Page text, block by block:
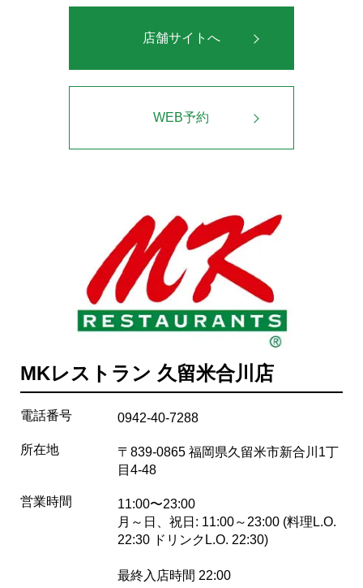
店舗サイトへ
WEB予約
MKレストラン 久留米合川店
電話番号 0942-40-7288
所在地
〒839-0865 福岡県久留米市新合川1丁
目4-48
営業時間
11:00〜23:00
月～日、祝日: 11:00～23:00 (料理L.O.
22:30 ドリンクL.O. 22:30)
最終入店時間 22:00